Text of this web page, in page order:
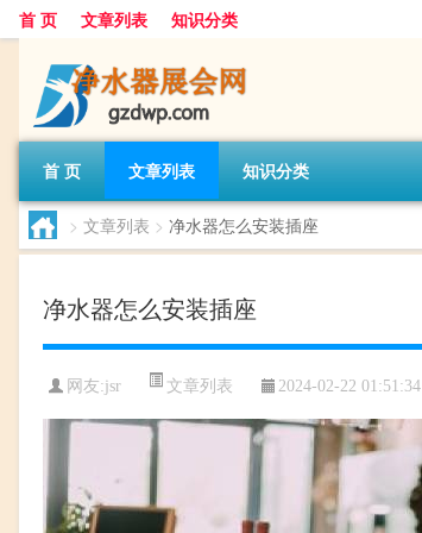
首 页 文章列表 知识分类
首 页 文章列表 知识分类
> 文章列表 > 净水器怎么安装插座
净水器怎么安装插座
网友:jsr 文章列表 2024-02-22 01:51:34